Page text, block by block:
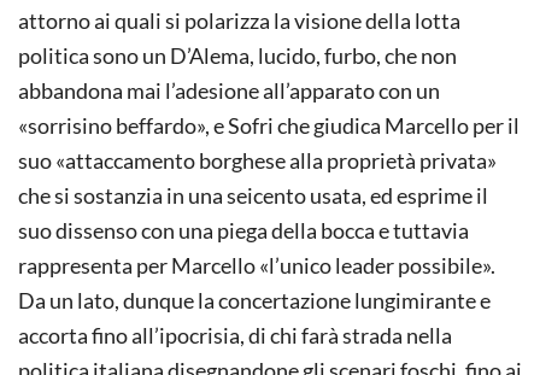
attorno ai quali si polarizza la visione della lotta
politica sono un D’Alema, lucido, furbo, che non
abbandona mai l’adesione all’apparato con un
«sorrisino beffardo», e Sofri che giudica Marcello per il
suo «attaccamento borghese alla proprietà privata»
che si sostanzia in una seicento usata, ed esprime il
suo dissenso con una piega della bocca e tuttavia
rappresenta per Marcello «l’unico leader possibile».
Da un lato, dunque la concertazione lungimirante e
accorta fino all’ipocrisia, di chi farà strada nella